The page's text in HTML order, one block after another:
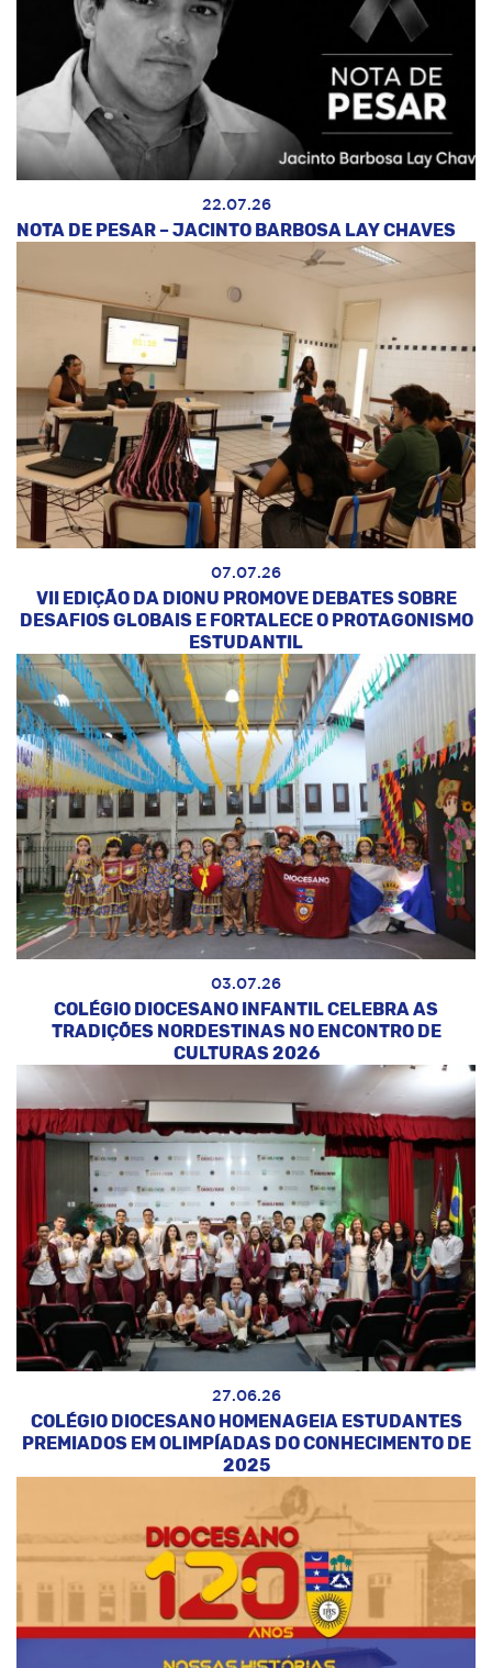
22.07.26
NOTA DE PESAR – JACINTO BARBOSA LAY CHAVES
07.07.26
VII EDIÇÃO DA DIONU PROMOVE DEBATES SOBRE
DESAFIOS GLOBAIS E FORTALECE O PROTAGONISMO
ESTUDANTIL
03.07.26
COLÉGIO DIOCESANO INFANTIL CELEBRA AS
TRADIÇÕES NORDESTINAS NO ENCONTRO DE
CULTURAS 2026
27.06.26
COLÉGIO DIOCESANO HOMENAGEIA ESTUDANTES
PREMIADOS EM OLIMPÍADAS DO CONHECIMENTO DE
2025